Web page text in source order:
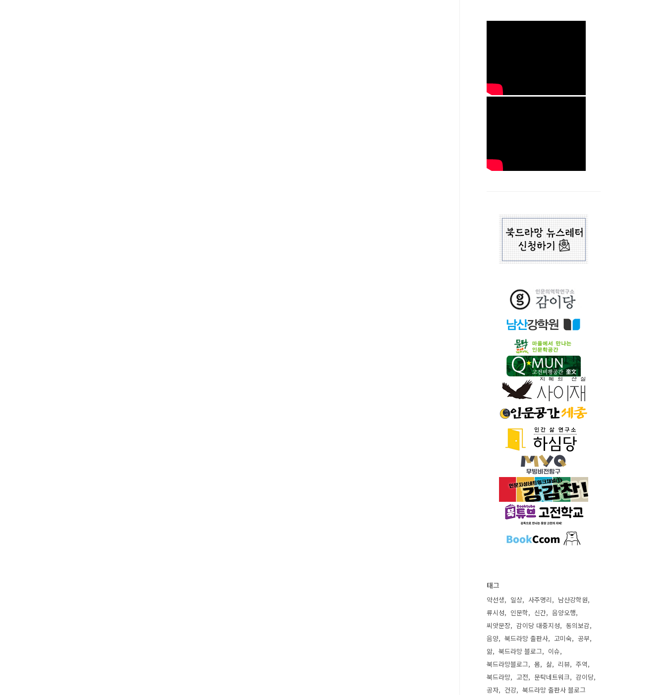
태그
약선생 일상 사주명리
남산강학원
류시성
인문학 신간
음양오행
씨앗문장
감이당 대중지성
동의보감
음양
북드라망 출판사 고미숙
공부
앎
북드라망 블로그
이슈
북드라망블로그
몸 삶 리뷰
주역
북드라망
고전 문탁네트워크
감이당
공자
건강 북드라망 출판사 블로그